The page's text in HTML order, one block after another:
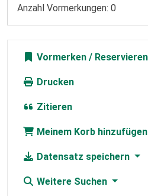
Anzahl Vormerkungen: 0
Vormerken
Drucken
Zitieren
Meinem Korb hinzufügen
Datensatz speichern
Weitere Suchen